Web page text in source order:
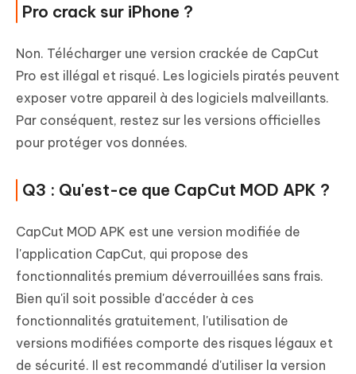
Pro crack sur iPhone ?
Non. Télécharger une version crackée de CapCut
Pro est illégal et risqué. Les logiciels piratés peuvent
exposer votre appareil à des logiciels malveillants.
Par conséquent, restez sur les versions officielles
pour protéger vos données.
Q3 : Qu'est-ce que CapCut MOD APK ?
CapCut MOD APK est une version modifiée de
l'application CapCut, qui propose des
fonctionnalités premium déverrouillées sans frais.
Bien qu'il soit possible d'accéder à ces
fonctionnalités gratuitement, l'utilisation de
versions modifiées comporte des risques légaux et
de sécurité. Il est recommandé d'utiliser la version